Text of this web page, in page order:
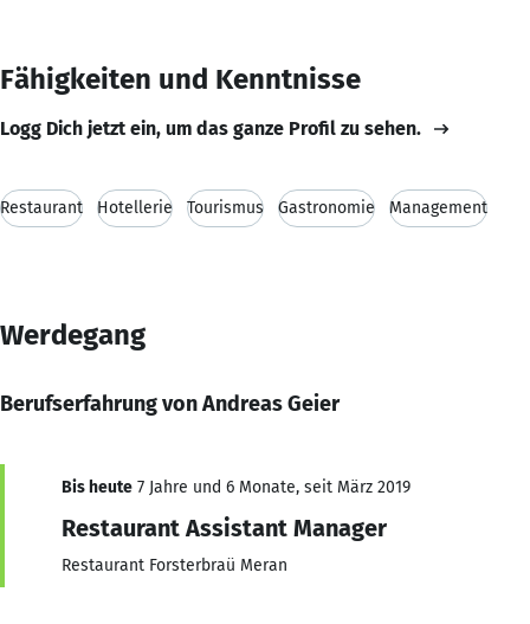
Fähigkeiten und Kenntnisse
Logg Dich jetzt ein, um das ganze Profil zu sehen.
Restaurant Hotellerie Tourismus Gastronomie Management
Werdegang
Berufserfahrung von Andreas Geier
Bis heute 7 Jahre und 6 Monate, seit März 2019
Restaurant Assistant Manager
Restaurant Forsterbraü Meran